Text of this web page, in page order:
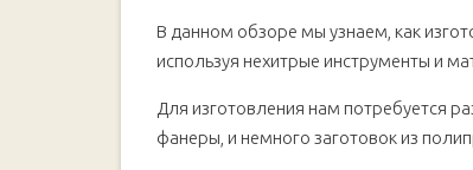
В данном обзоре мы узнаем, как
используя нехитрые инструменты и
Для изготовления нам потребуется
фанеры, и немного заготовок из